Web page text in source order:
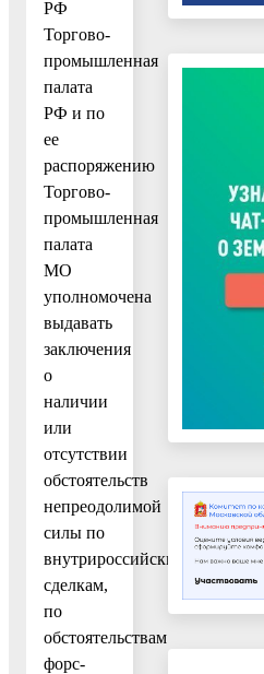
РФ
Торгово-
промышленная
палата
РФ и по
ее
распоряжению
Торгово-
промышленная
палата
МО
уполномочена
выдавать
заключения
о
наличии
или
отсутствии
обстоятельств
непреодолимой
силы по
внутрироссийским
сделкам,
по
обстоятельствам
форс-